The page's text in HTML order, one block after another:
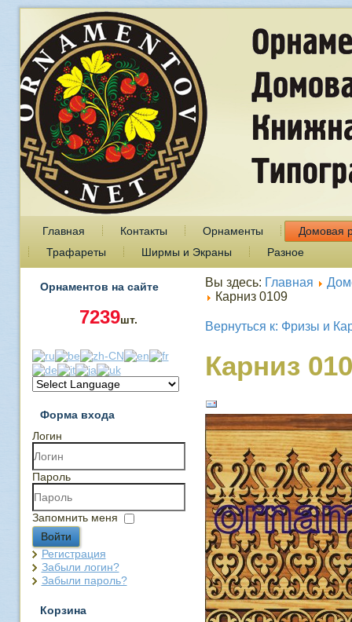
Главная Контакты Орнаменты
Домовая
Трафареты
Ширмы и Экраны Разное
Орнаментов на сайте
7239шт.
Форма входа
Логин
Пароль
Запомнить меня
Войти
Регистрация
Забыли логин?
Забыли пароль?
Корзина
Вы здесь: Главная
Карниз 0109
Вернуться к: Фризы и
Карниз